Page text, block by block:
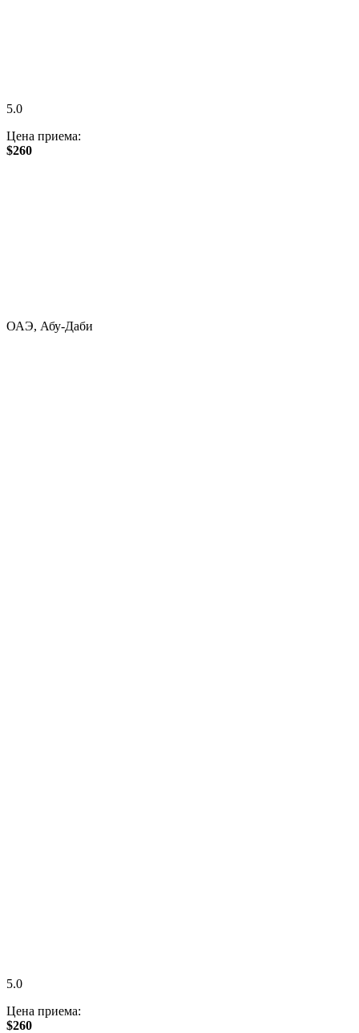
5.0
Цена приема:
$260
ОАЭ, Абу-Даби
5.0
Цена приема:
$260